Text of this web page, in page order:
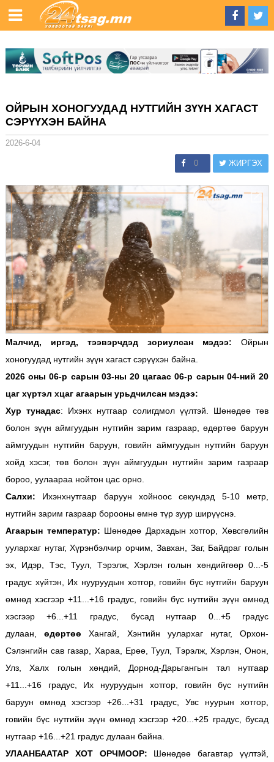
ОЙРЫН ХОНОГУУДАД НУТГИЙН ЗҮҮН ХАГАСТ
СЭРҮҮХЭН БАЙНА
2026-6-04
0 ЖИРГЭХ
Малчид, иргэд, тээвэрчдэд зориулсан мэдээ: Ойрын
хоногуудад нутгийн зүүн хагаст сэрүүхэн байна.
2026 оны 06-р сарын 03-ны 20 цагаас 06-р сарын 04-ний 20
цаг хүртэл хцаг агаарын урьдчилсан мэдээ:
Хур тунадас: Ихэнх нутгаар солигдмол үүлтэй. Шөнөдөө төв
болон зүүн аймгуудын нутгийн зарим газраар, өдөртөө баруун
аймгуудын нутгийн баруун, говийн аймгуудын нутгийн баруун
хойд хэсэг, төв болон зүүн аймгуудын нутгийн зарим газраар
бороо, уулаараа нойтон цас орно.
Салхи: Ихэнхнутгаар баруун хойноос секундэд 5-10 метр,
нутгийн зарим газраар борооны өмнө түр зуур ширүүснэ.
Агаарын температур: Шөнөдөө Дархадын хотгор, Хөвсгөлийн
уулархаг нутаг, Хүрэнбэлчир орчим, Завхан, Заг, Байдраг голын
эх, Идэр, Тэс, Туул, Тэрэлж, Хэрлэн голын хөндийгөөр 0...-5
градус хүйтэн, Их нууруудын хотгор, говийн бүс нутгийн баруун
өмнөд хэсгээр +11...+16 градус, говийн бүс нутгийн зүүн өмнөд
хэсгээр +6...+11 градус, бусад нутгаар 0...+5 градус
дулаан,өдөртөө Хангай, Хэнтийн уулархаг нутаг, Орхон-
Сэлэнгийн сав газар, Хараа, Ерөө, Туул, Тэрэлж, Хэрлэн, Онон,
Улз, Халх голын хөндий, Дорнод-Дарьгангын тал нутгаар
+11...+16 градус, Их нууруудын хотгор, говийн бүс нутгийн
баруун өмнөд хэсгээр +26...+31 градус, Увс нуурын хотгор,
говийн бүс нутгийн зүүн өмнөд хэсгээр +20...+25 градус, бусад
нутгаар +16...+21 градус дулаан байна.
УЛААНБААТАР ХОТ ОРЧМООР: Шөнөдөө багавтар үүлтэй,